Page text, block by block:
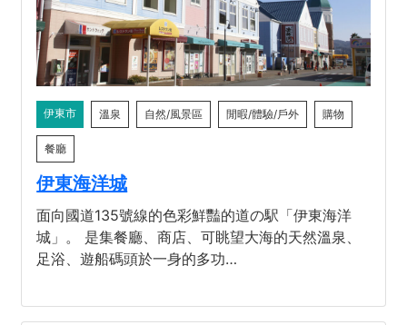
伊東市 溫泉 自然/風景區 閒暇/體驗/戶外 購物
餐廳
伊東海洋城
面向國道135號線的色彩鮮豔的道の駅「伊東海洋
城」。 是集餐廳、商店、可眺望大海的天然溫泉、
足浴、遊船碼頭於一身的多功…